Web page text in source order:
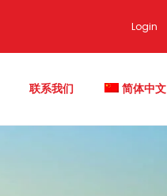
Login
联系我们 简体中文